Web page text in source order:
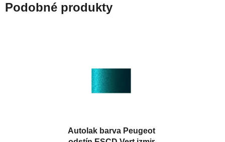
Podobné produkty
Autolak barva Peugeot